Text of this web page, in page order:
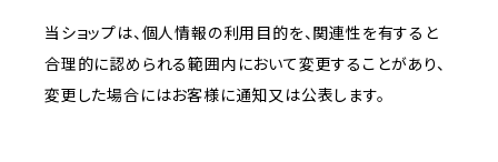
当ショップは、個人情報の利用目的を、関連性を有すると
合理的に認められる範囲内において変更することがあり、
変更した場合にはお客様に通知又は公表します。